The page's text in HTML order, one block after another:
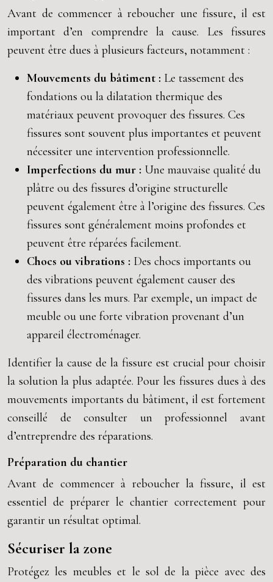
Avant de commencer à reboucher une fissure, il est
important d’en comprendre la cause. Les fissures
peuvent être dues à plusieurs facteurs, notamment :
Mouvements du bâtiment : Le tassement des
fondations ou la dilatation thermique des
matériaux peuvent provoquer des fissures. Ces
fissures sont souvent plus importantes et peuvent
nécessiter une intervention professionnelle.
Imperfections du mur : Une mauvaise qualité du
plâtre ou des fissures d’origine structurelle
peuvent également être à l’origine des fissures. Ces
fissures sont généralement moins profondes et
peuvent être réparées facilement.
Chocs ou vibrations : Des chocs importants ou
des vibrations peuvent également causer des
fissures dans les murs. Par exemple, un impact de
meuble ou une forte vibration provenant d’un
appareil électroménager.
Identifier la cause de la fissure est crucial pour choisir
la solution la plus adaptée. Pour les fissures dues à des
mouvements importants du bâtiment, il est fortement
conseillé de consulter un professionnel avant
d’entreprendre des réparations.
Préparation du chantier
Avant de commencer à reboucher la fissure, il est
essentiel de préparer le chantier correctement pour
garantir un résultat optimal.
Sécuriser la zone
Protégez les meubles et le sol de la pièce avec des